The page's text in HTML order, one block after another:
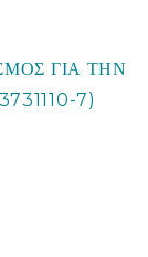
ΓΙΑ ΤΗΝ
7)